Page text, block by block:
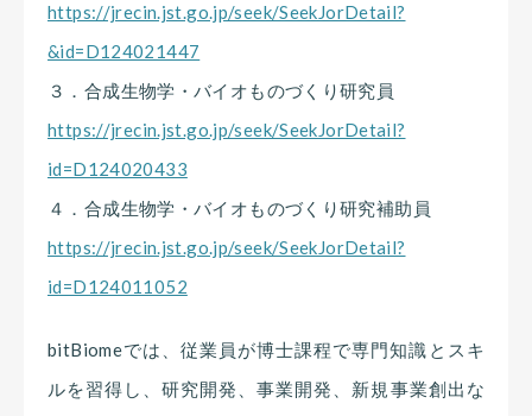
https://jrecin.jst.go.jp/seek/SeekJorDetail?
&id=D124021447
３．合成生物学・バイオものづくり研究員
https://jrecin.jst.go.jp/seek/SeekJorDetail?
id=D124020433
４．合成生物学・バイオものづくり研究補助員
https://jrecin.jst.go.jp/seek/SeekJorDetail?
id=D124011052
bitBiomeでは、従業員が博士課程で専門知識とスキ
ルを習得し、研究開発、事業開発、新規事業創出な